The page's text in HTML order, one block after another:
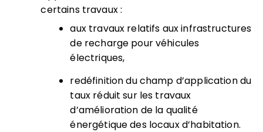
certains travaux :
aux travaux relatifs aux infrastructures
de recharge pour véhicules
électriques,
redéfinition du champ d’application du
taux réduit sur les travaux
d’amélioration de la qualité
énergétique des locaux d’habitation.